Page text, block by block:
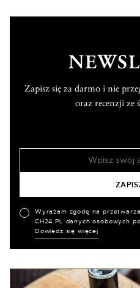
Zapisz się za darmo i nie
oraz recenzji ze
Wyrażam zgodę na
CH24.PL danych osobowych
Dowiedz się więcej